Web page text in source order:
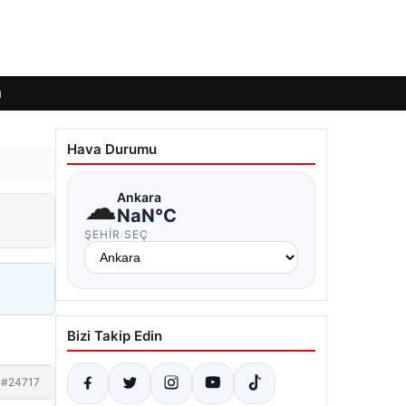
#24717
Hava Durumu
☁Ankara
NaN°C
ŞEHIR SEÇ
Bizi Takip Edin